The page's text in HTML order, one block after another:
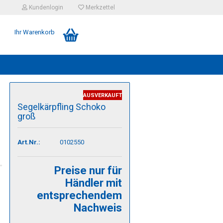
Kundenlogin Merkzettel
Ihr Warenkorb
AUSVERKAUFT
Segelkärpfling Schoko
groß
Art.Nr.: 0102550
Preise nur für
Händler mit
entsprechendem
Nachweis